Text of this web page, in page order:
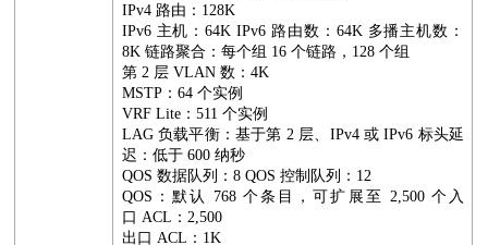
IPv4 路由： 128K
IPv6 主机：64K IPv6 路由数： 64K 多播主机数：
8K 链路聚合：每个组 16 个链路， 128 个组
第2 层VLAN 数： 4K
MSTP： 64 个实例
VRF Lite： 511 个实例
LAG 负载平衡：基于第 2 层、 IPv4 或 IPv6 标头延
迟：低于600 纳秒
QOS 数据队列： 8 QOS 控制队列： 12
QOS ：默认 768个条目，可扩展至 2,500 个入
口 ACL ： 2,500
出口 ACL ： 1K